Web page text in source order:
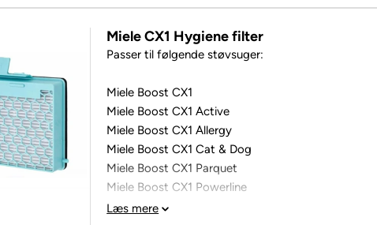
S 8000 til S 8999
Miele CX1 Hygiene filter
Passer til følgende støvsuger:
Miele Boost CX1
Miele Boost CX1 Active
Miele Boost CX1 Allergy
Miele Boost CX1 Cat & Dog
Miele Boost CX1 Parquet
Miele Boost CX1 Powerline
Læs mere